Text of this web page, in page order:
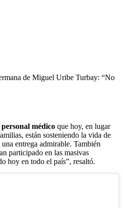
de Miguel Uribe Turbay: “No
médico que hoy, en lugar
están sosteniendo la vida de
entrega admirable. También
participado en las masivas
hoy en todo el país”, resaltó.